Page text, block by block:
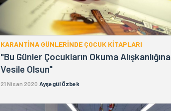
KARANTİNA GÜNLERİNDE ÇOCUK KİTAPLARI
"Bu Günler Çocukların Okuma Alışkanlığına
Vesile Olsun"
21 Nisan 2020 Ayşegül Özbek